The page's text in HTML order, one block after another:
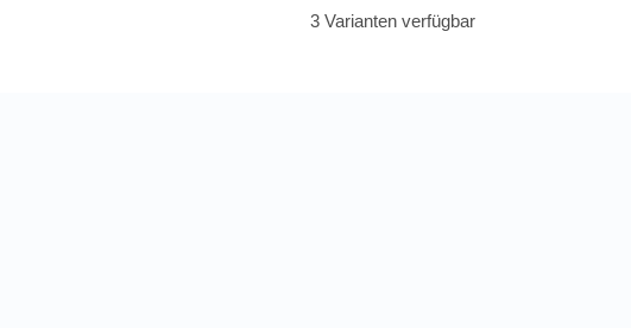
Preis
3 Varianten verfügbar